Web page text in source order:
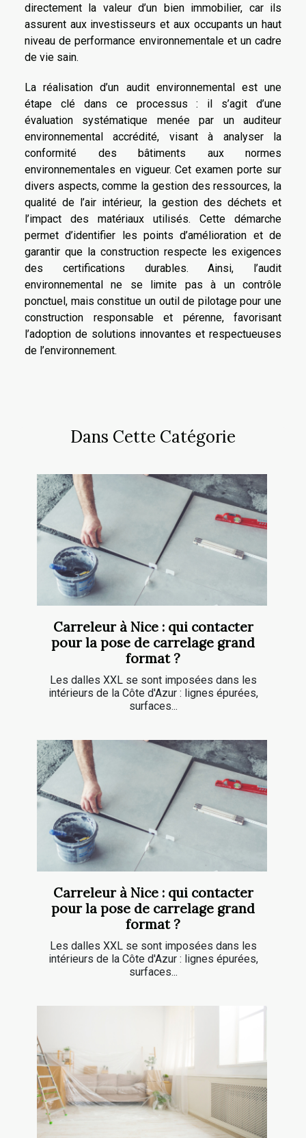
directement la valeur d’un bien immobilier, car ils
assurent aux investisseurs et aux occupants un haut
niveau de performance environnementale et un cadre
de vie sain.
La réalisation d’un audit environnemental est une
étape clé dans ce processus : il s’agit d’une
évaluation systématique menée par un auditeur
environnemental accrédité, visant à analyser la
conformité des bâtiments aux normes
environnementales en vigueur. Cet examen porte sur
divers aspects, comme la gestion des ressources, la
qualité de l’air intérieur, la gestion des déchets et
l’impact des matériaux utilisés. Cette démarche
permet d’identifier les points d’amélioration et de
garantir que la construction respecte les exigences
des certifications durables. Ainsi, l’audit
environnemental ne se limite pas à un contrôle
ponctuel, mais constitue un outil de pilotage pour une
construction responsable et pérenne, favorisant
l’adoption de solutions innovantes et respectueuses
de l’environnement.
Dans Cette Catégorie
Carreleur à Nice : qui contacter
pour la pose de carrelage grand
format ?
Les dalles XXL se sont imposées dans les
intérieurs de la Côte d'Azur : lignes épurées,
surfaces...
Carreleur à Nice : qui contacter
pour la pose de carrelage grand
format ?
Les dalles XXL se sont imposées dans les
intérieurs de la Côte d'Azur : lignes épurées,
surfaces...